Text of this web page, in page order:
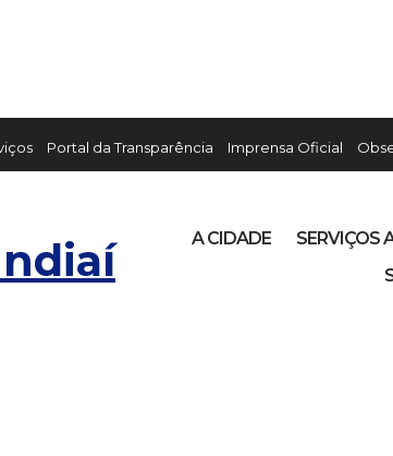
Portal da Transparência Imprensa Oficial
A CIDADE SERVIÇOS